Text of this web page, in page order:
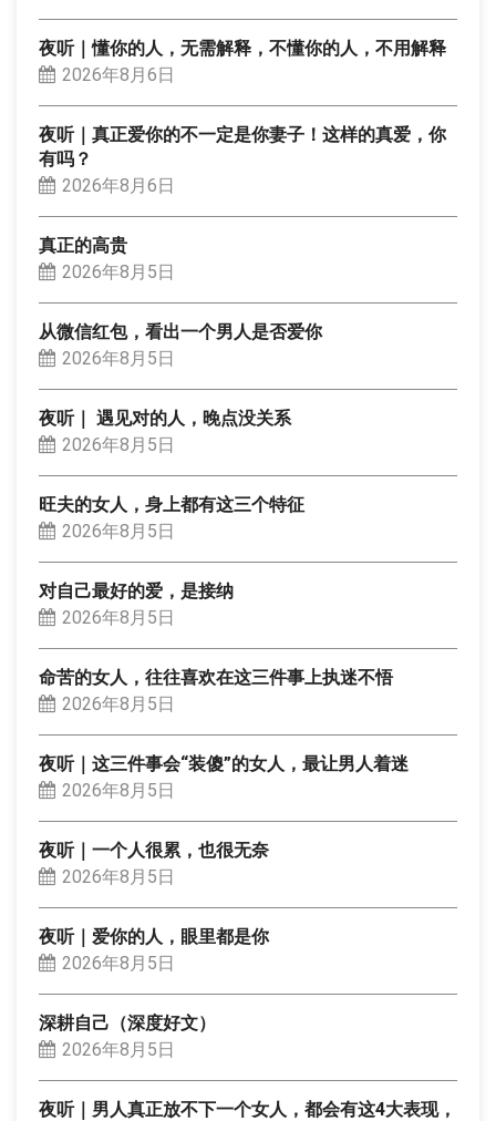
夜听｜懂你的人，无需解释，不懂你的人，不用解释
2026年8月6日
夜听｜真正爱你的不一定是你妻子！这样的真爱，你
有吗？
2026年8月6日
真正的高贵
2026年8月5日
从微信红包，看出一个男人是否爱你
2026年8月5日
夜听｜ 遇见对的人，晚点没关系
2026年8月5日
旺夫的女人，身上都有这三个特征
2026年8月5日
对自己最好的爱，是接纳
2026年8月5日
命苦的女人，往往喜欢在这三件事上执迷不悟
2026年8月5日
夜听｜这三件事会“装傻”的女人，最让男人着迷
2026年8月5日
夜听｜一个人很累，也很无奈
2026年8月5日
夜听｜爱你的人，眼里都是你
2026年8月5日
深耕自己（深度好文）
2026年8月5日
夜听｜男人真正放不下一个女人，都会有这4大表现，